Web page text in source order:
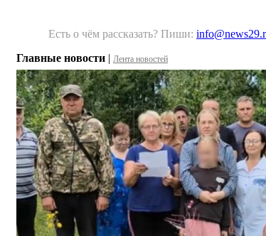
Есть о чём рассказать? Пиши:
Главные новости | Лента новостей